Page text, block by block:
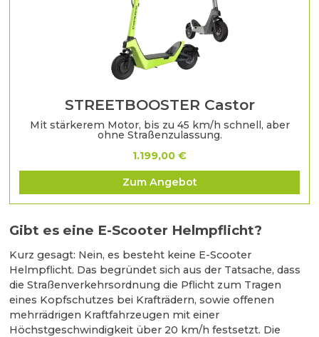
STREETBOOSTER Castor
Mit stärkerem Motor, bis zu 45 km/h schnell, aber
ohne Straßenzulassung.
1.199,00 €
Zum Angebot
Gibt es eine E-Scooter Helmpflicht?
Kurz gesagt: Nein, es besteht keine E-Scooter
Helmpflicht. Das begründet sich aus der Tatsache, dass
die Straßenverkehrsordnung die Pflicht zum Tragen
eines Kopfschutzes bei Krafträdern, sowie offenen
mehrrädrigen Kraftfahrzeugen mit einer
Höchstgeschwindigkeit über 20 km/h festsetzt. Die